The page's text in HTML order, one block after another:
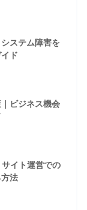
ステム障害を
ド
ビジネス機会
イト運営での
法